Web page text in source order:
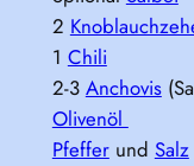
2
1 Chili
2-3 Anchovis
Olivenöl
Pfefferund Salz